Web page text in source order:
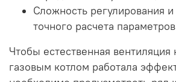
Сложность регулирования
точного расчета
Чтобы естественная вентиляция
газовым котлом работала